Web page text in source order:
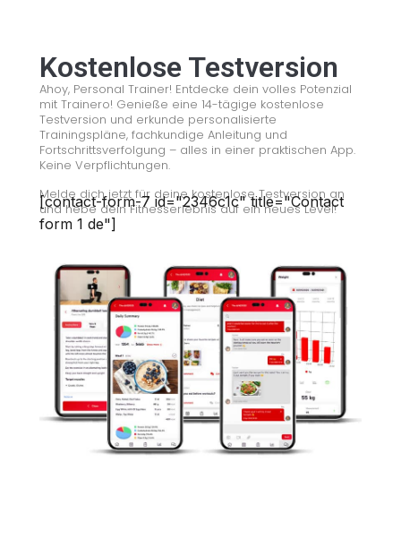
Kostenlose Testversion
Ahoy, Personal Trainer! Entdecke dein volles Potenzial
mit Trainero! Genieße eine 14-tägige kostenlose
Testversion und erkunde personalisierte
Trainingspläne, fachkundige Anleitung und
Fortschrittsverfolgung – alles in einer praktischen App.
Keine Verpflichtungen.
Melde dich jetzt für deine kostenlose Testversion an
und hebe dein Fitnesserlebnis auf ein neues Level!
[contact-form-7 id="2346c1c" title="Contact
form 1 de"]